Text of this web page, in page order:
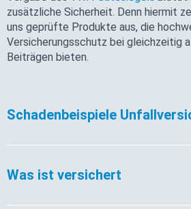
zusätzliche Sicherheit. Denn hiermit
uns geprüfte Produkte aus, die
Versicherungsschutz bei gleichzeitig
Beiträgen bieten.
Schadenbeispiele
Was ist versichert